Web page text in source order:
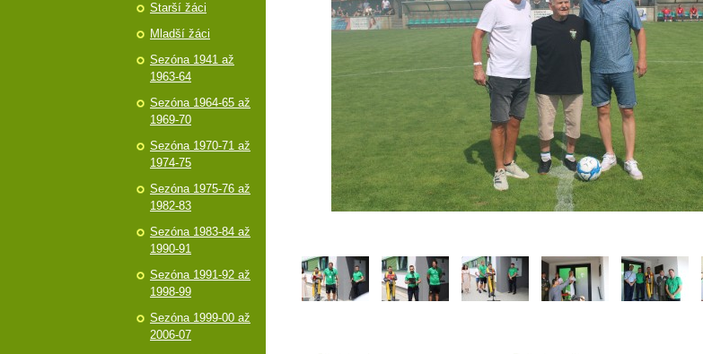
Starší žáci
Mladší žáci
Sezóna 1941 až
1963-64
Sezóna 1964-65 až
1969-70
Sezóna 1970-71 až
1974-75
Sezóna 1975-76 až
1982-83
Sezóna 1983-84 až
1990-91
Sezóna 1991-92 až
1998-99
Sezóna 1999-00 až
2006-07